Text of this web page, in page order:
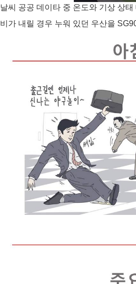
날씨 공공 데이타 중 온도와 기상 상
비가 내릴 경우 누워 있던 우산을